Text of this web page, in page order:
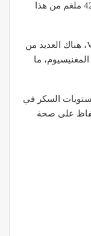
الحصة الواحدة (حوالي 28 غراماً) على نحو 42 ملغم من هذا
لكن، وفق تقرير نشره موقع Verywell Health، هناك العديد من
ما
السكر في
على صحة